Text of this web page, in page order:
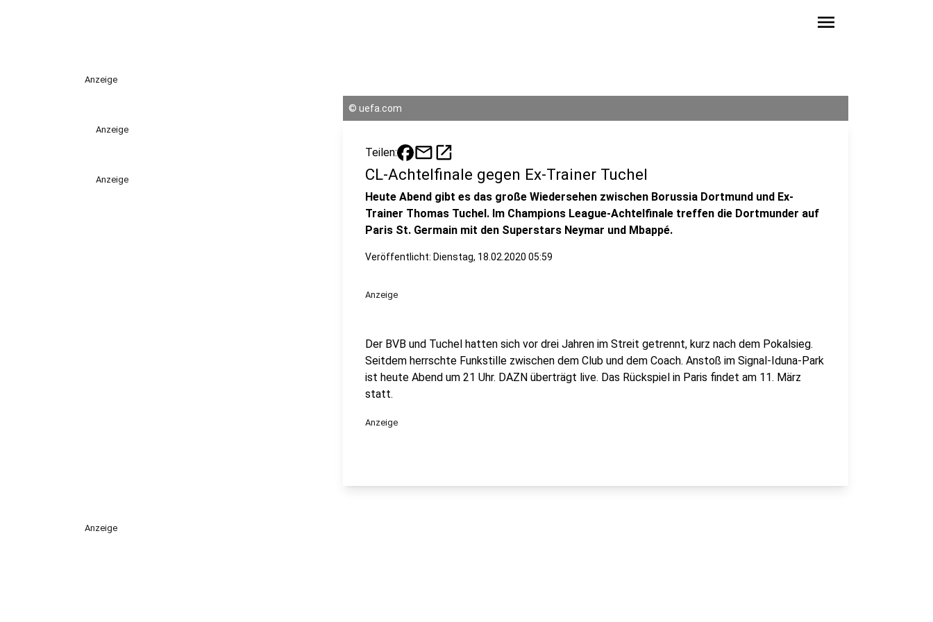
menu
Anzeige
Anzeige
Anzeige
© uefa.com
Teilen: mailopen_in_new
CL-Achtelfinale gegen Ex-Trainer Tuchel
Heute Abend gibt es das große Wiedersehen zwischen Borussia Dortmund und Ex-
Trainer Thomas Tuchel. Im Champions League-Achtelfinale treffen die Dortmunder auf
Paris St. Germain mit den Superstars Neymar und Mbappé.
Veröffentlicht: Dienstag, 18.02.2020 05:59
Anzeige
Der BVB und Tuchel hatten sich vor drei Jahren im Streit getrennt, kurz nach dem Pokalsieg.
Seitdem herrschte Funkstille zwischen dem Club und dem Coach. Anstoß im Signal-Iduna-Park
ist heute Abend um 21 Uhr. DAZN überträgt live. Das Rückspiel in Paris findet am 11. März
statt.
Anzeige
Anzeige